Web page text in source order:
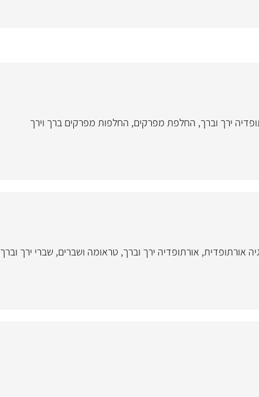
ירך וברך, החלפת מפרקים, החלפות מפרקים ברך וירך
אורתופדית, אורתופדיה ירך וברך, טראומה ושברים, שברי ירך וברך